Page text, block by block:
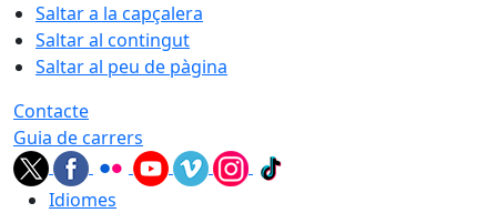
Saltar a la capçalera
Saltar al contingut
Saltar al peu de pàgina
Contacte
Guia de carrers
Idiomes